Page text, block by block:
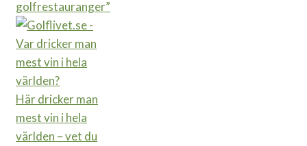
golfrestauranger”
Här dricker man
mest vin i hela
världen – vet du